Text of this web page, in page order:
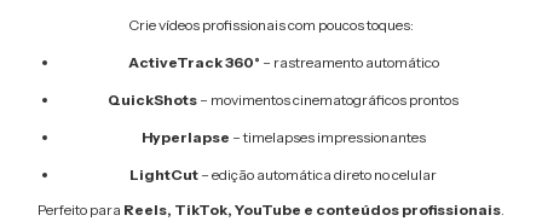
Crie vídeos profissionais com poucos toques:
ActiveTrack 360° – rastreamento automático
QuickShots – movimentos cinematográficos prontos
Hyperlapse – timelapses impressionantes
LightCut – edição automática direto no celular
Perfeito para Reels, TikTok, YouTube e conteúdos profissionais.